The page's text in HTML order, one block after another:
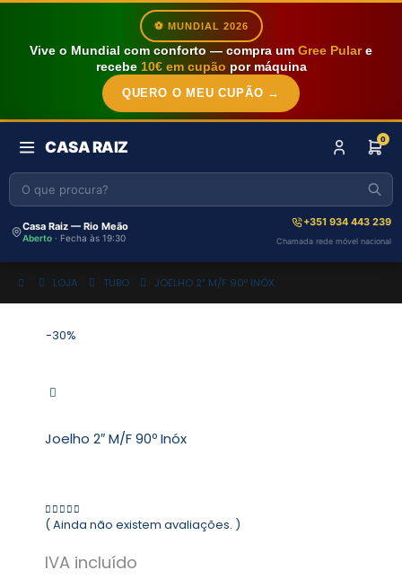
⚽ MUNDIAL 2026
Vive o Mundial com conforto — compra um Gree Pulare
recebe 10€ em cupão por máquina
QUERO O MEU CUPÃO →
CASA RAIZ 0
Casa Raiz — Rio Meão
Aberto · Fecha às 19:30
+351 934 443 239
Chamada rede móvel nacional
LOJA TUBO JOELHO 2″ M/F 90º INÓX
-30%
Joelho 2″ M/F 90º Inóx
0 out of 5
( Ainda não existem avaliações. )